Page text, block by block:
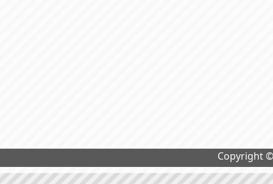
Copyright ©